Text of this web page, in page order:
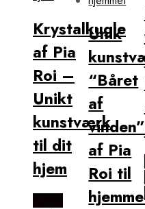
Krystalkugle
af Pia
Roi –
Unikt
kunstværk
til dit
hjem
Unik
“Båret
af
vinden”
af Pia
Roi til